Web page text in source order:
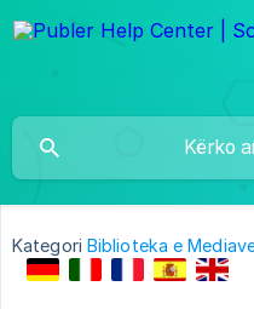
Kategori Biblioteka e